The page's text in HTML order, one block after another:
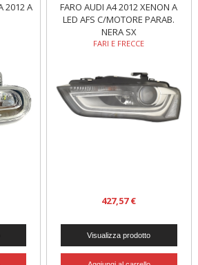
2012 A
FARO AUDI A4 2012 XENON A
LED AFS C/MOTORE PARAB.
NERA SX
FARI E FRECCE
427,57 €